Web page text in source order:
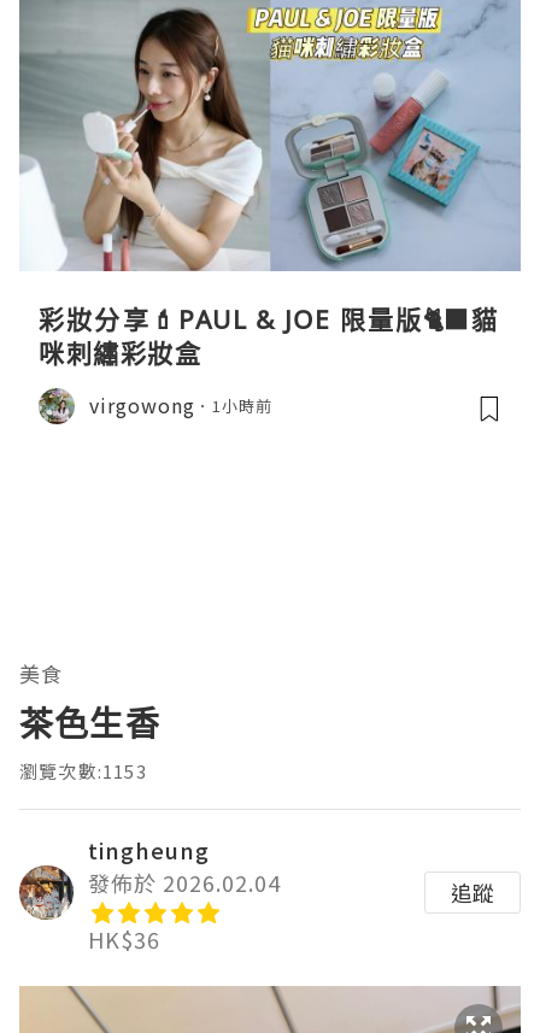
彩妝分享💄PAUL & JOE 限量版🐈‍⬛貓
咪刺繡彩妝盒
virgowong 1小時前
美食
茶色生香
瀏覽次數:1153
tingheung
發佈於 2026.02.04
HK$36
追蹤